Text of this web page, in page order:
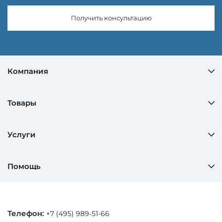
Получить консультацию
Компания
Товары
Услуги
Помощь
Телефон: +7 (495) 989-51-66